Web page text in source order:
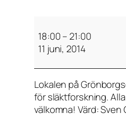
n
a
g
s
ö
18:00– 21:00
11 juni, 2014
Lokalen på
för släktforskning.
välkomna! Värd: Sven